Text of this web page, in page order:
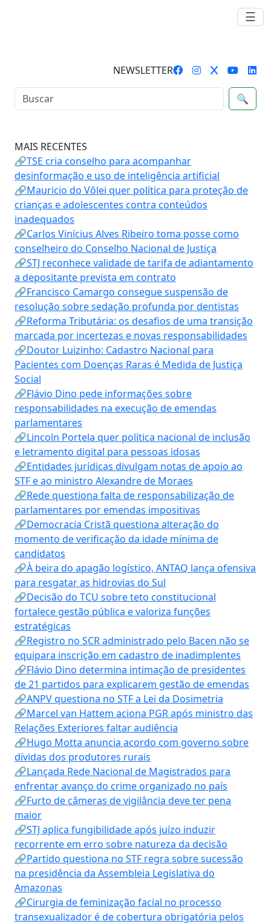
☰
NEWSLETTER
🔍
MAIS RECENTES
🔗TSE cria conselho para acompanhar
desinformação e uso de inteligência artificial
🔗Mauricio do Vôlei quer política para proteção de
crianças e adolescentes contra conteúdos
inadequados
🔗Carlos Vinícius Alves Ribeiro toma posse como
conselheiro do Conselho Nacional de Justiça
🔗STJ reconhece validade de tarifa de adiantamento
a depositante prevista em contrato
🔗Francisco Camargo consegue suspensão de
resolução sobre sedação profunda por dentistas
🔗Reforma Tributária: os desafios de uma transição
marcada por incertezas e novas responsabilidades
🔗Doutor Luizinho: Cadastro Nacional para
Pacientes com Doenças Raras é Medida de Justiça
Social
🔗Flávio Dino pede informações sobre
responsabilidades na execução de emendas
parlamentares
🔗Lincoln Portela quer política nacional de inclusão
e letramento digital para pessoas idosas
🔗Entidades jurídicas divulgam notas de apoio ao
STF e ao ministro Alexandre de Moraes
🔗Rede questiona falta de responsabilização de
parlamentares por emendas impositivas
🔗Democracia Cristã questiona alteração do
momento de verificação da idade mínima de
candidatos
🔗À beira do apagão logístico, ANTAQ lança ofensiva
para resgatar as hidrovias do Sul
🔗Decisão do TCU sobre teto constitucional
fortalece gestão pública e valoriza funções
estratégicas
🔗Registro no SCR administrado pelo Bacen não se
equipara inscrição em cadastro de inadimplentes
🔗Flávio Dino determina intimação de presidentes
de 21 partidos para explicarem gestão de emendas
🔗ANPV questiona no STF a Lei da Dosimetria
🔗Marcel van Hattem aciona PGR após ministro das
Relações Exteriores faltar audiência
🔗Hugo Motta anuncia acordo com governo sobre
dívidas dos produtores rurais
🔗Lançada Rede Nacional de Magistrados para
enfrentar avanço do crime organizado no país
🔗Furto de câmeras de vigilância deve ter pena
maior
🔗STJ aplica fungibilidade após juízo induzir
recorrente em erro sobre natureza da decisão
🔗Partido questiona no STF regra sobre sucessão
na presidência da Assembleia Legislativa do
Amazonas
🔗Cirurgia de feminização facial no processo
transexualizador é de cobertura obrigatória pelos